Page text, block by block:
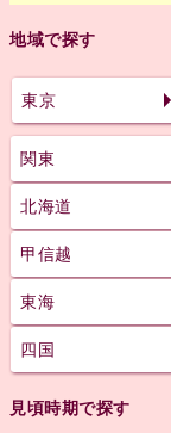
地域で探す
東京
関東
北海道
甲信越
東海
四国
見頃時期で探す